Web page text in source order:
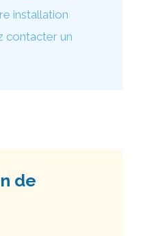
installation
contacter un
de